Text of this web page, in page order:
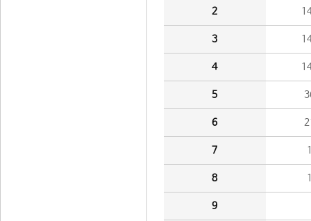
2
3
4
5
6
7
8
9